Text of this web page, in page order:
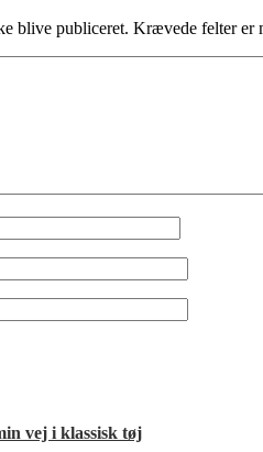
blive publiceret. Krævede felter er
vej i klassisk tøj